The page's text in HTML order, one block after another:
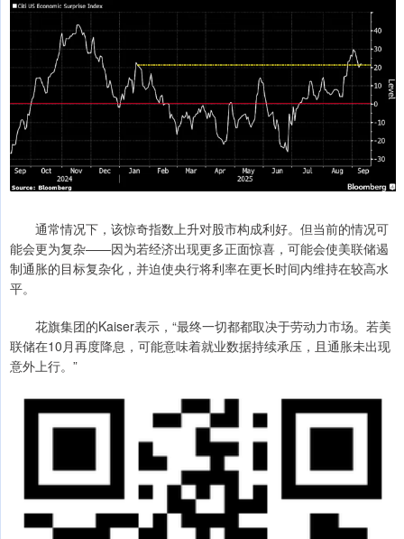
通常情况下，该惊奇指数上升对股市构成利好。但当前的情况可
能会更为复杂——因为若经济出现更多正面惊喜，可能会使美联储遏
制通胀的目标复杂化，并迫使央行将利率在更长时间内维持在较高水
平。
花旗集团的Kaiser表示，“最终一切都都取决于劳动力市场。若美
联储在10月再度降息，可能意味着就业数据持续承压，且通胀未出现
意外上行。”